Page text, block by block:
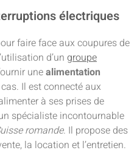
électriques
faire face aux coupures de
d’un groupe
unealimentation
Il est connecté aux
à ses prises de
spécialiste incontournable
romande. Il propose des
la location et l’entretien.